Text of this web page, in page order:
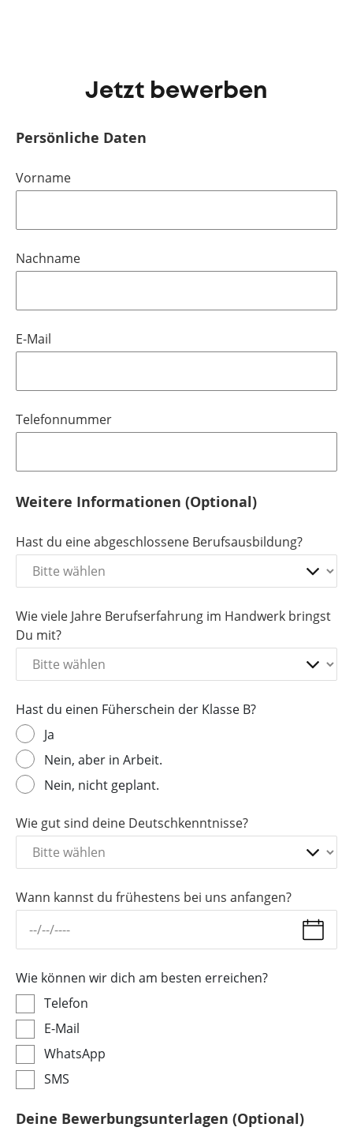
Jetzt bewerben
Persönliche Daten
Vorname
Nachname
E-Mail
Telefonnummer
Weitere Informationen (Optional)
Hast du eine abgeschlossene Berufsausbildung?
Wie viele Jahre Berufserfahrung im Handwerk bringst
Du mit?
Hast du einen Füherschein der Klasse B?
Ja
Nein, aber in Arbeit.
Nein, nicht geplant.
Wie gut sind deine Deutschkenntnisse?
Wann kannst du frühestens bei uns anfangen?
Wie können wir dich am besten erreichen?
Telefon
E-Mail
WhatsApp
SMS
Deine Bewerbungsunterlagen (Optional)